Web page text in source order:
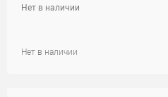
Нет в наличии
Нет в наличии